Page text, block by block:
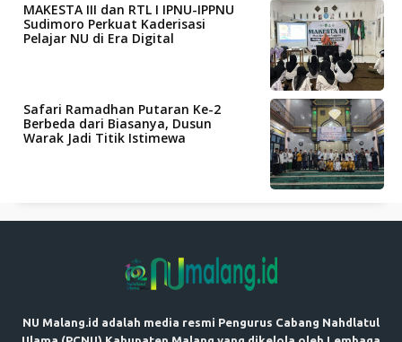
MAKESTA III dan RTL I IPNU-IPPNU
Sudimoro Perkuat Kaderisasi
Pelajar NU di Era Digital
Safari Ramadhan Putaran Ke-2
Berbeda dari Biasanya, Dusun
Warak Jadi Titik Istimewa
NU Malang.id adalah media resmi Pengurus Cabang Nahdlatul